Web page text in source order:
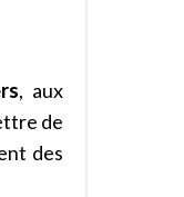
, aux
de
des